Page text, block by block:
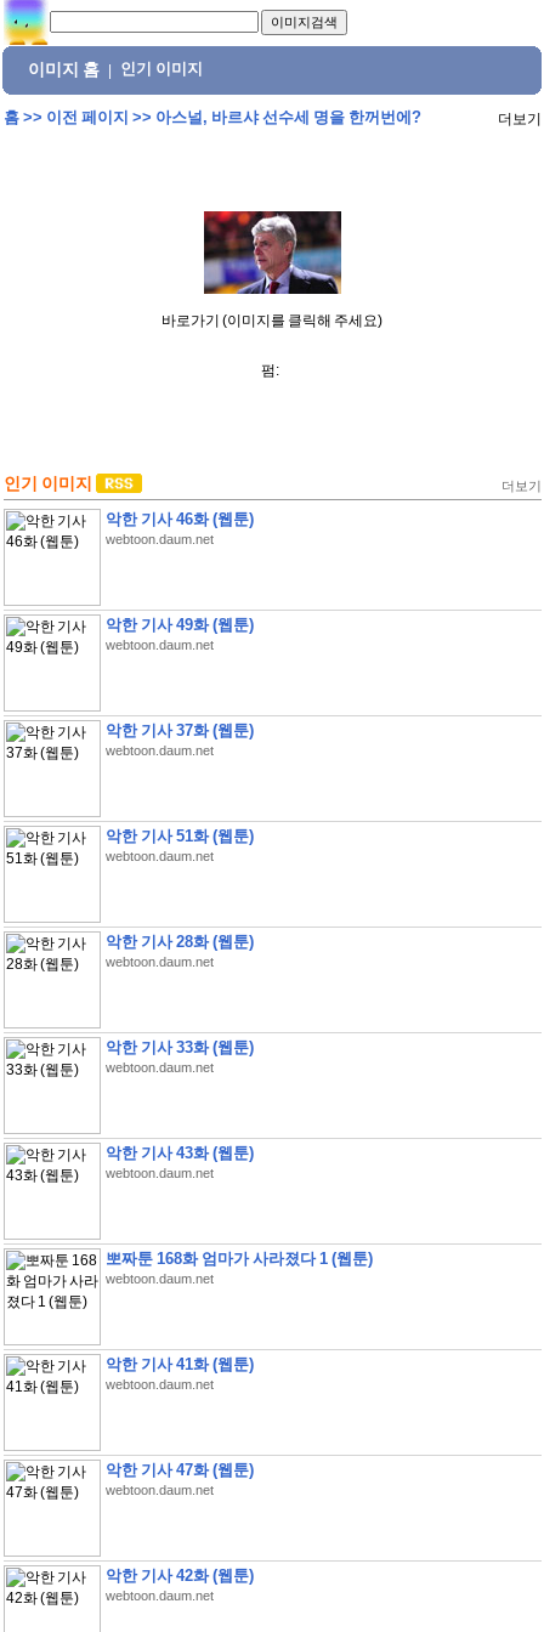
이미지 홈 인기 이미지
홈>> 이전 페이지 >> 아스널, 바르샤 선수세 명을 한꺼번에? 더보기
바로가기 (이미지를 클릭해 주세요)
펌:
인기 이미지 더보기
악한 기사 46화 (웹툰)
webtoon.daum.net
악한 기사 49화 (웹툰)
webtoon.daum.net
악한 기사 37화 (웹툰)
webtoon.daum.net
악한 기사 51화 (웹툰)
webtoon.daum.net
악한 기사 28화 (웹툰)
webtoon.daum.net
악한 기사 33화 (웹툰)
webtoon.daum.net
악한 기사 43화 (웹툰)
webtoon.daum.net
뽀짜툰 168화 엄마가 사라졌다 1 (웹툰)
webtoon.daum.net
악한 기사 41화 (웹툰)
webtoon.daum.net
악한 기사 47화 (웹툰)
webtoon.daum.net
악한 기사 42화 (웹툰)
webtoon.daum.net